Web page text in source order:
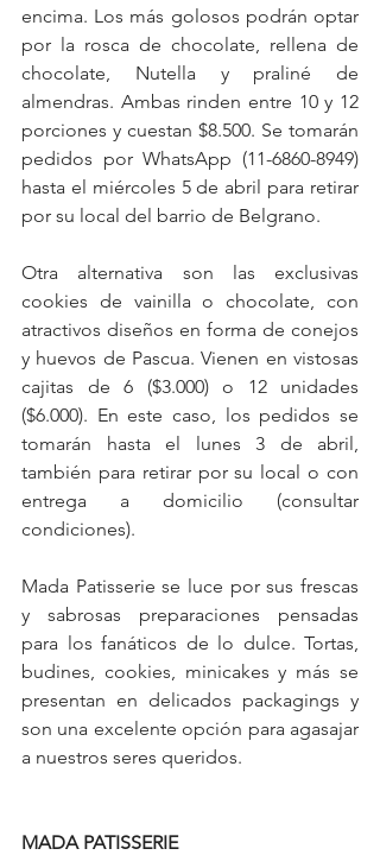
encima. Los más golosos podrán optar
por la rosca de chocolate, rellena de
chocolate, Nutella y praliné de
almendras. Ambas rinden entre 10 y 12
porciones y cuestan $8.500. Se tomarán
pedidos por WhatsApp (11-6860-8949)
hasta el miércoles 5 de abril para retirar
por su local del barrio de Belgrano.
Otra alternativa son las exclusivas
cookies de vainilla o chocolate, con
atractivos diseños en forma de conejos
y huevos de Pascua. Vienen en vistosas
cajitas de 6 ($3.000) o 12 unidades
($6.000). En este caso, los pedidos se
tomarán hasta el lunes 3 de abril,
también para retirar por su local o con
entrega a domicilio (consultar
condiciones).
Mada Patisserie se luce por sus frescas
y sabrosas preparaciones pensadas
para los fanáticos de lo dulce. Tortas,
budines, cookies, minicakes y más se
presentan en delicados packagings y
son una excelente opción para agasajar
a nuestros seres queridos.
MADA PATISSERIE